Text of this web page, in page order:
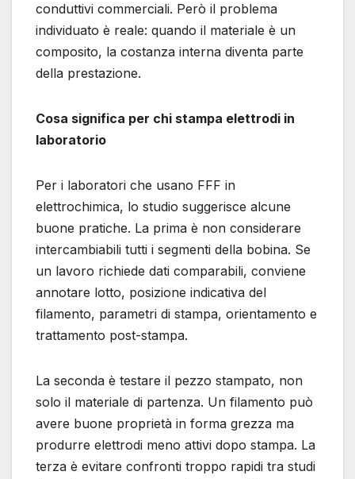
conduttivi commerciali. Però il problema
individuato è reale: quando il materiale è un
composito, la costanza interna diventa parte
della prestazione.
Cosa significa per chi stampa elettrodi in
laboratorio
Per i laboratori che usano FFF in
elettrochimica, lo studio suggerisce alcune
buone pratiche. La prima è non considerare
intercambiabili tutti i segmenti della bobina. Se
un lavoro richiede dati comparabili, conviene
annotare lotto, posizione indicativa del
filamento, parametri di stampa, orientamento e
trattamento post-stampa.
La seconda è testare il pezzo stampato, non
solo il materiale di partenza. Un filamento può
avere buone proprietà in forma grezza ma
produrre elettrodi meno attivi dopo stampa. La
terza è evitare confronti troppo rapidi tra studi